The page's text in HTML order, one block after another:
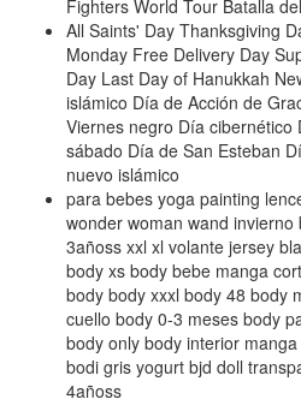
Fighters World Tour Batalla
All Saints' Day Thanksgiving
Monday Free Delivery Day
Day Last Day of Hanukkah
islámico Día de Acción de
Viernes negro Día
sábado Día de San Esteban
nuevo islámico
para bebes yoga painting
wonder woman wand
3añoss xxl xl volante jersey
body xs body bebe manga
body body xxxl body 48 body
cuello body 0-3 meses body
body only body interior
bodi gris yogurt bjd doll
4añoss